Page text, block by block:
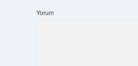
Yorum